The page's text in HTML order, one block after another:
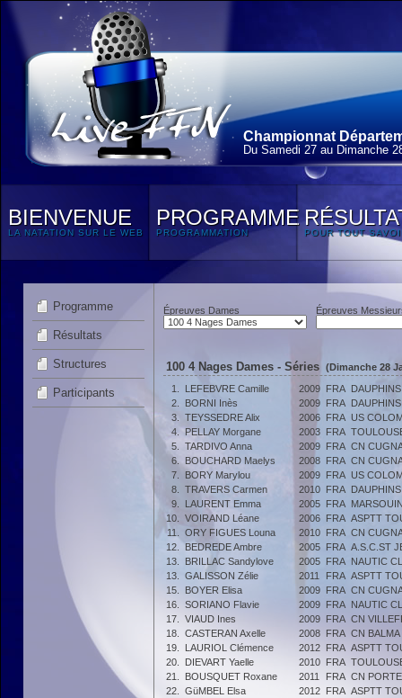
Championnat
Du Samedi 27 au Dimanche
BIENVENUE
LA NATATION SUR LE WEB
PROGRAMME
PROGRAMMATION POUR TOUT
Programme
Résultats
Structures
Participants
Épreuves Dames Épreuves
100 4 Nages Dames - Séries (Dimanche 28
1.
LEFEBVRE Camille 2009 FRA
2.
BORNI Inès 2009 FRA
3.
TEYSSEDRE Alix 2006 FRA US
4.
PELLAY Morgane 2003 FRA
5.
TARDIVO Anna 2009 FRA CN
6.
BOUCHARD Maelys 2008 FRA CN
7.
BORY Marylou 2009 FRA US
8.
TRAVERS Carmen 2010 FRA
9.
LAURENT Emma 2005 FRA
10.
VOIRAND Léane 2006 FRA ASPTT
11.
ORY FIGUES Louna 2010 FRA CN
12.
BEDREDE Ambre 2005 FRA A.S.C.ST
13.
BRILLAC Sandylove 2005 FRA NAUTIC
13.
GALISSON Zélie 2011 FRA ASPTT
15.
BOYER Elisa 2009 FRA CN
16.
SORIANO Flavie 2009 FRA NAUTIC
17.
VIAUD Ines 2009 FRA CN
18.
CASTERAN Axelle 2008 FRA CN BALMA
19.
LAURIOL Clémence 2012 FRA ASPTT
20.
DIEVART Yaelle 2010 FRA
21.
BOUSQUET Roxane 2011 FRA CN
22.
GüMBEL Elsa 2012 FRA ASPTT